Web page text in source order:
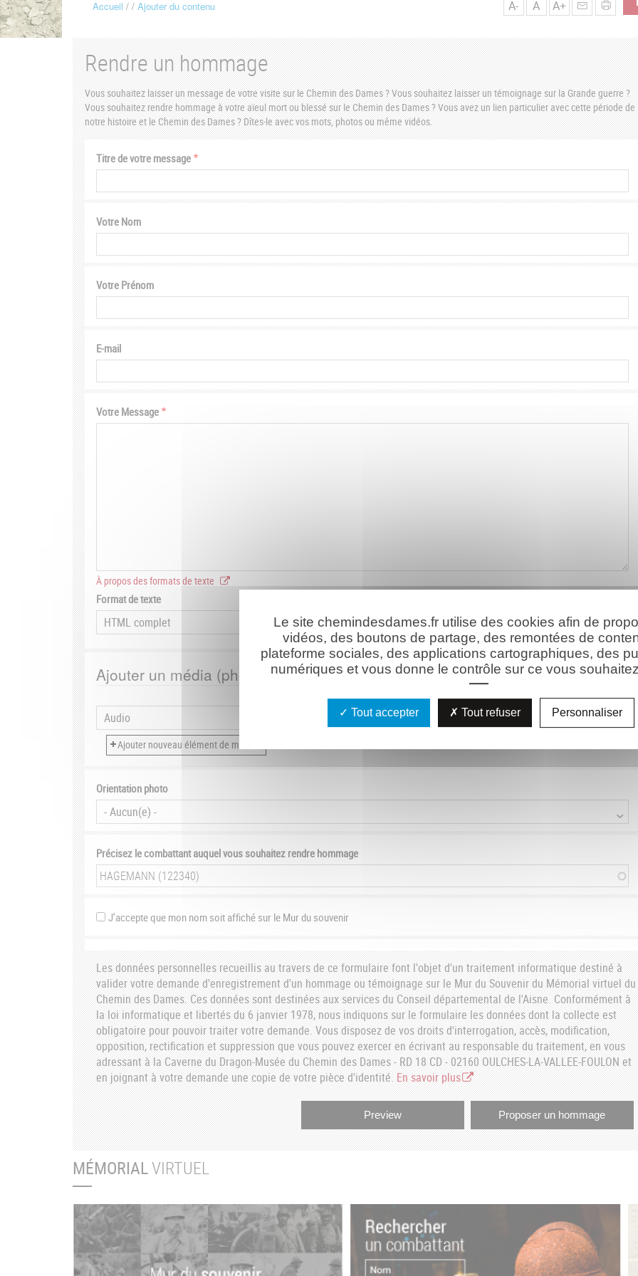
Fil
d'Ariane
Accueil Ajouter du contenu A- A A+
Rendre un hommage
Vous souhaitez laisser un message de votre visite sur le Chemin des Dames ? Vous souhaitez laisser un témoignage sur la Grande guerre ?
Vous souhaitez rendre hommage à votre aïeul mort ou blessé sur le Chemin des Dames ? Vous avez un lien particulier avec cette période de
notre histoire et le Chemin des Dames ? Dîtes-le avec vos mots, photos ou même vidéos.
Titre de votre message
Votre Nom
Votre Prénom
E-mail
Votre Message
À propos des formats de texte
Format de texte
Ajouter un média (photo, vidéo, son)
Orientation photo
Précisez le combattant auquel vous souhaitez rendre hommage
J'accepte que mon nom soit affiché sur le Mur du souvenir
Les données personnelles recueillis au travers de ce formulaire font l'objet d'un traitement informatique destiné à
valider votre demande d'enregistrement d'un hommage ou témoignage sur le Mur du Souvenir du Mémorial virtuel du
Chemin des Dames. Ces données sont destinées aux services du Conseil départemental de l'Aisne. Conformément à
la loi informatique et libertés du 6 janvier 1978, nous indiquons sur le formulaire les données dont la collecte est
obligatoire pour pouvoir traiter votre demande. Vous disposez de vos droits d'interrogation, accès, modification,
opposition, rectification et suppression que vous pouvez exercer en écrivant au responsable du traitement, en vous
adressant à la Caverne du Dragon-Musée du Chemin des Dames - RD 18 CD - 02160 OULCHES-LA-VALLEE-FOULON et
en joignant à votre demande une copie de votre pièce d'identité.En savoir plus
MÉMORIALVIRTUEL
Le site chemindesdames.fr utilise des cookies afin de
vidéos, des boutons de partage, des remontées de
plateforme sociales, des applications cartographiques, des
numériques et vous donne le contrôle sur ce vous
Tout accepter Tout refuser Personnaliser